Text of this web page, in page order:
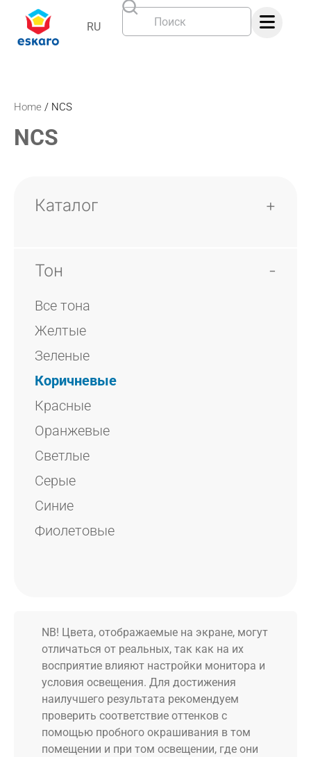
RU
Home / NCS
NCS
Каталог
Harmony Deco
Jugend
NCS
Тон
Все тона
Желтые
Зеленые
Коричневые
Красные
Оранжевые
Светлые
Серые
Синие
Фиолетовые
NB! Цвета, отображаемые на экране, могут
отличаться от реальных, так как на их
восприятие влияют настройки монитора и
условия освещения. Для достижения
наилучшего результата рекомендуем
проверить соответствие оттенков с
помощью пробного окрашивания в том
помещении и при том освещении, где они